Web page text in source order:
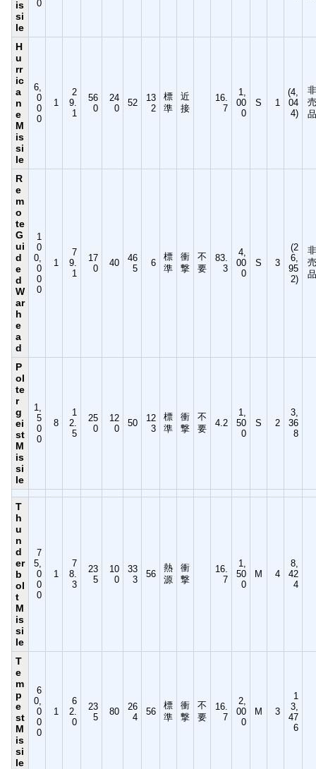
is
si
le
0
H
u
rr
ic
a
n
e
M
is
si
le
6,
0
0
0
1
2
9.
1
56
0
24
0
52
13
2
標
準
近
接
16.
7
1,
00
0
S 1
(4,
04
4)
R
e
m
o
te
G
ui
d
e
d
W
ar
h
e
a
d
1
0
0,
0
0
0
1
7
9.
1
17
0
40
46
5
6
標
準
衝
撃
不
要
83.
3
4,
00
0
S 3
(2
6,
95
2)
P
ol
te
r
g
ei
st
M
is
si
le
1,
5
0
0
8
1
2.
5
25
0
12
0
50
12
3
標
準
衝
撃
不
要
4.2
1,
50
0
S 2
3,
36
8
T
h
u
n
d
er
b
ol
t
M
is
si
le
7
5,
0
0
0
1
7
8.
3
23
5
10
0
33
3
56
熱
源
衝
撃
16.
7
1,
50
0
M 4
8,
42
4
T
e
m
p
e
st
M
is
si
le
6
0,
0
0
0
1
6
2.
0
23
5
80
26
4
56
標
準
衝
撃
不
要
16.
7
2,
00
0
M 3
1
3,
47
6